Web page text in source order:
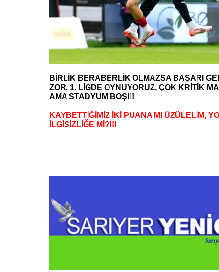
BİRLİK BERABERLİK OLMAZSA BAŞARI
ZOR. 1. LİGDE OYNUYORUZ, ÇOK KRİTİK
AMA STADYUM BOŞ!!!
KAYBETTİĞİMİZ İKİ PUANA MI ÜZÜLELİM,
İLGİSİZLİĞE Mİ?!!!